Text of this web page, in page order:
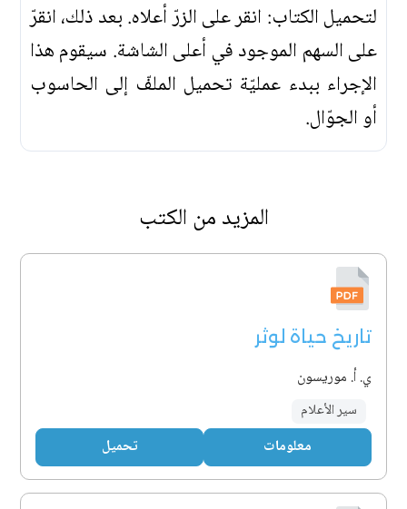
لتحميل الكتاب: انقر على الزرّ أعلاه. بعد ذلك، انقرّ
على السهم الموجود في أعلى الشاشة. سيقوم هذا
الإجراء ببدء عمليّة تحميل الملفّ إلى الحاسوب
أو الجوّال.
المزيد من الكتب
تاريخ حياة لوثر
ي. أ. موريسون
سير الأعلام
معلومات تحميل